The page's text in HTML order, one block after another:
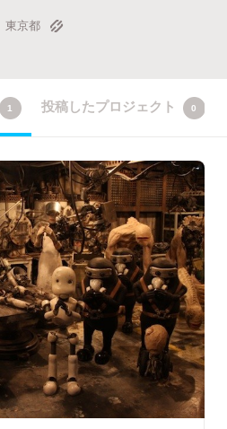
東京都
1 投稿したプロジェクト 0